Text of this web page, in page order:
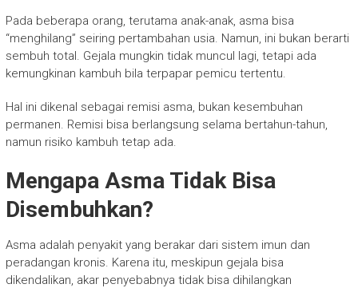
Pada beberapa orang, terutama anak-anak, asma bisa
“menghilang” seiring pertambahan usia. Namun, ini bukan berarti
sembuh total. Gejala mungkin tidak muncul lagi, tetapi ada
kemungkinan kambuh bila terpapar pemicu tertentu.
Hal ini dikenal sebagai remisi asma, bukan kesembuhan
permanen. Remisi bisa berlangsung selama bertahun-tahun,
namun risiko kambuh tetap ada.
Mengapa Asma Tidak Bisa
Disembuhkan?
Asma adalah penyakit yang berakar dari sistem imun dan
peradangan kronis. Karena itu, meskipun gejala bisa
dikendalikan, akar penyebabnya tidak bisa dihilangkan